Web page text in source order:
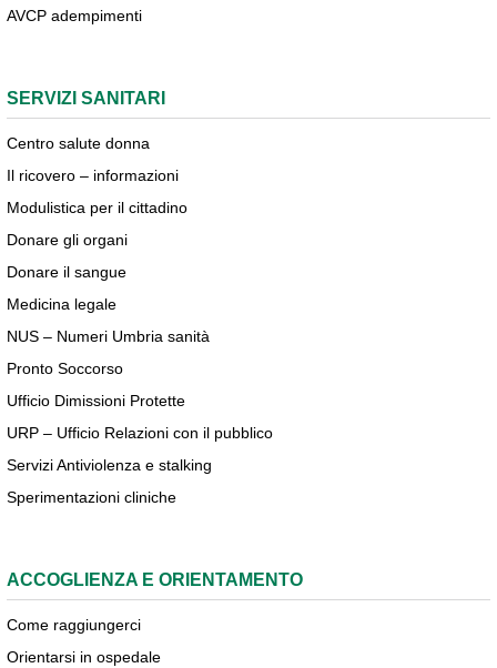
AVCP adempimenti
SERVIZI SANITARI
Centro salute donna
Il ricovero – informazioni
Modulistica per il cittadino
Donare gli organi
Donare il sangue
Medicina legale
NUS – Numeri Umbria sanità
Pronto Soccorso
Ufficio Dimissioni Protette
URP – Ufficio Relazioni con il pubblico
Servizi Antiviolenza e stalking
Sperimentazioni cliniche
ACCOGLIENZA E ORIENTAMENTO
Come raggiungerci
Orientarsi in ospedale